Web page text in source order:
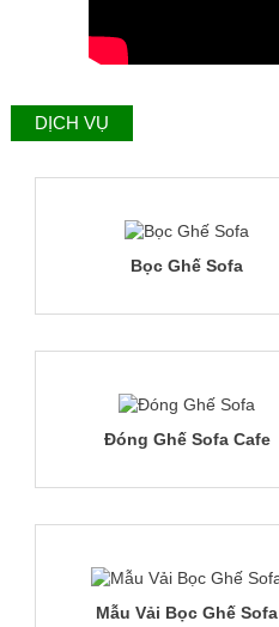
DỊCH VỤ
Bọc Ghế Sofa
Đóng Ghế Sofa Cafe
Mẫu Vải Bọc Ghế Sofa